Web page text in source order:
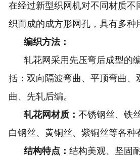
在经过新型织网机对不同材质
织而成的成方形网孔，具有多种
编织方法：
轧花网采用先压弯后成型的
括：双向隔波弯曲、平顶弯曲、
曲、先轧后编。
轧花网材质： 不锈钢丝、铁
白钢丝、黄铜丝、紫铜丝等各种
结构特点： 结构美观、坚固耐